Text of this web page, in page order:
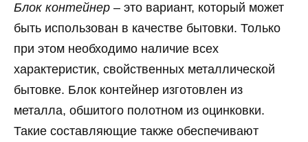
Блок контейнер – это вариант, который может
быть использован в качестве бытовки. Только
при этом необходимо наличие всех
характеристик, свойственных металлической
бытовке. Блок контейнер изготовлен из
металла, обшитого полотном из оцинковки.
Такие составляющие также обеспечивают